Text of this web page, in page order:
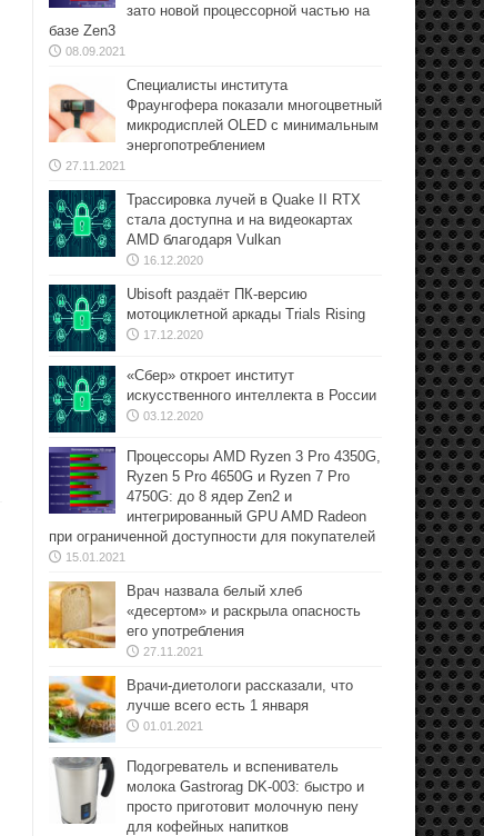
зато новой процессорной частью на
базе Zen3
08.09.2021
Специалисты института
Фраунгофера показали многоцветный
микродисплей OLED с минимальным
энергопотреблением
27.11.2021
Трассировка лучей в Quake II RTX
стала доступна и на видеокартах
AMD благодаря Vulkan
16.12.2020
Ubisoft раздаёт ПК-версию
мотоциклетной аркады Trials Rising
17.12.2020
«Сбер» откроет институт
искусственного интеллекта в России
03.12.2020
Процессоры AMD Ryzen 3 Pro 4350G,
Ryzen 5 Pro 4650G и Ryzen 7 Pro
4750G: до 8 ядер Zen2 и
интегрированный GPU AMD Radeon
при ограниченной доступности для покупателей
15.01.2021
Врач назвала белый хлеб
«десертом» и раскрыла опасность
его употребления
27.11.2021
Врачи-диетологи рассказали, что
лучше всего есть 1 января
01.01.2021
Подогреватель и вспениватель
молока Gastrorag DK-003: быстро и
просто приготовит молочную пену
для кофейных напитков